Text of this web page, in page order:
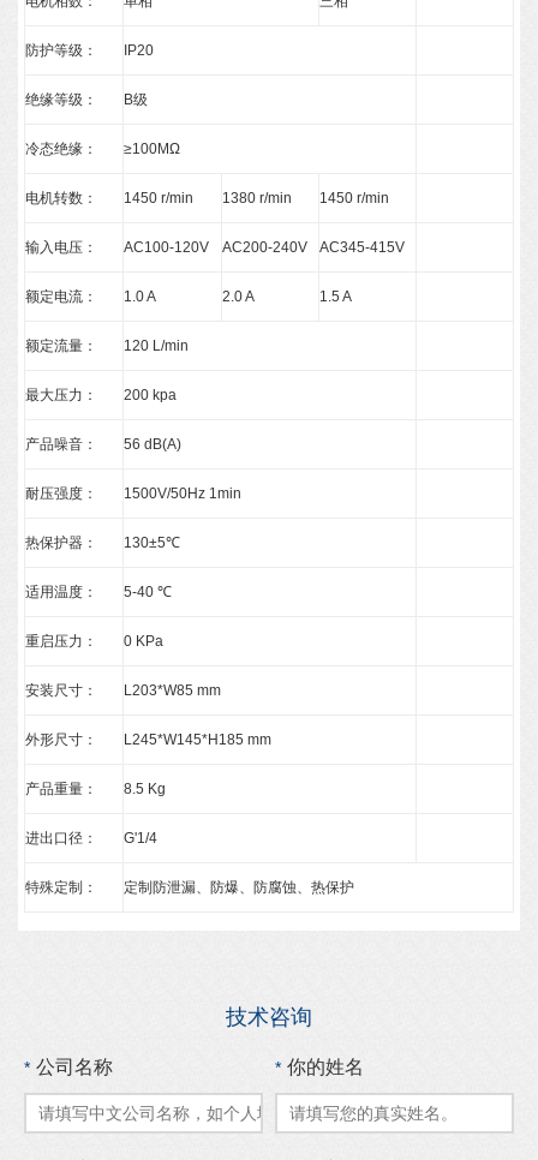
防护等级： IP20
绝缘等级： B级
冷态绝缘： ≥100MΩ
电机转数： 1450 r/min 1380 r/min 1450 r/min
输入电压： AC100-120V AC200-240V AC345-415V
额定电流： 1.0 A 2.0 A 1.5 A
额定流量： 120 L/min
最大压力： 200 kpa
产品噪音： 56 dB(A)
耐压强度： 1500V/50Hz 1min
热保护器： 130±5℃
适用温度： 5-40 ℃
重启压力： 0 KPa
安装尺寸： L203*W85 mm
外形尺寸： L245*W145*H185 mm
产品重量： 8.5 Kg
进出口径： G'1/4
特殊定制： 定制防泄漏、防爆、防腐蚀、热保护
技术咨询
* 公司名称 * 你的姓名